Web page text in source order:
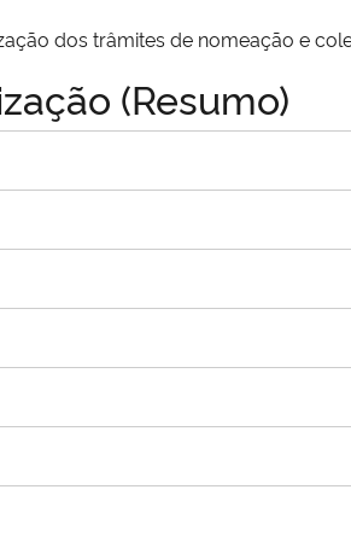
dos trâmites de nomeação e
(Resumo)